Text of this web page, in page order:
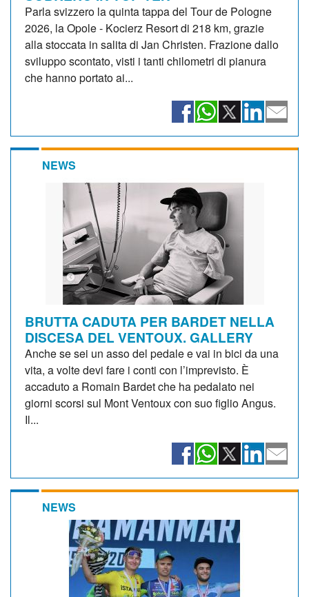
Parla svizzero la quinta tappa del Tour de Pologne
2026, la Opole - Kocierz Resort di 218 km, grazie
alla stoccata in salita di Jan Christen. Frazione dallo
sviluppo scontato, visti i tanti chilometri di pianura
che hanno portato ai...
NEWS
BRUTTA CADUTA PER BARDET NELLA
DISCESA DEL VENTOUX. GALLERY
Anche se sei un asso del pedale e vai in bici da una
vita, a volte devi fare i conti con l’imprevisto. È
accaduto a Romain Bardet che ha pedalato nei
giorni scorsi sul Mont Ventoux con suo figlio Angus.
Il...
NEWS